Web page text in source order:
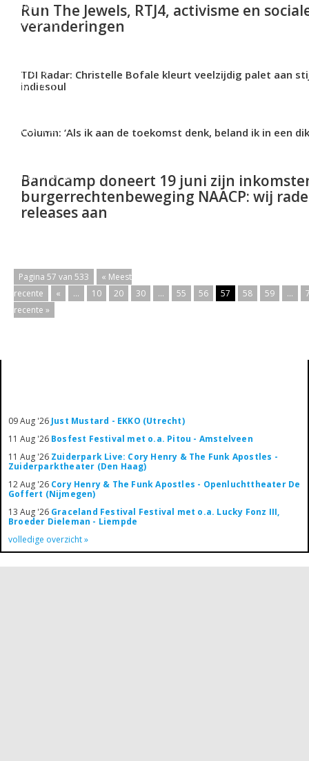
NEW
MUSIC
Run The Jewels, RTJ4, activisme en
veranderingen
NEW
MUSIC
TDI Radar: Christelle Bofale kleurt veelzijdig palet aan
indiesoul
FEATURE
Column: ‘Als ik aan de toekomst denk, beland ik in een
FEATURE
Bandcamp doneert 19 juni zijn
burgerrechtenbeweging NAACP: wij
releases aan
Pagina 57 van 533
« Meest
recente
« ... 10 20 30 ... 55 56 57 58 59 ...
recente »
09 Aug '26 Just Mustard - EKKO (Utrecht)
11 Aug '26 Bosfest Festival met o.a. Pitou - Amstelveen
11 Aug '26 Zuiderpark Live: Cory Henry & The Funk Apostles -
Zuiderparktheater (Den Haag)
12 Aug '26 Cory Henry & The Funk Apostles - Openluchttheater De
Goffert (Nijmegen)
13 Aug '26 Graceland Festival Festival met o.a. Lucky Fonz III,
Broeder Dieleman - Liempde
volledige overzicht »